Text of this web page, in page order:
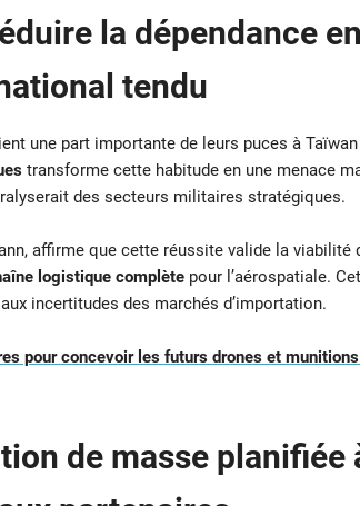
la dépendance
tendu
une part importante de leurs puces à
transforme cette habitude en une menace
des secteurs militaires stratégiques.
affirme que cette réussite valide la viabilité
logistique complètepour l’aérospatiale.
incertitudes des marchés d’importation.
pour concevoir les futurs drones et munitions
de masse planifiée